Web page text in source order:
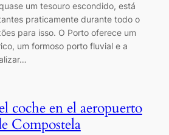
um tesouro escondido, está
praticamente durante todo o
para isso. O Porto oferece um
um formoso porto fluvial e a
coche en el aeropuerto
Compostela